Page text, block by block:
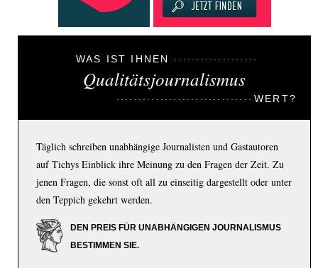
WAS IST IHNEN
Qualitätsjournalismus
WERT?
Täglich schreiben unabhängige Journalisten und Gastautoren
auf Tichys Einblick ihre Meinung zu den Fragen der Zeit. Zu
jenen Fragen, die sonst oft all zu einseitig dargestellt oder unter
den Teppich gekehrt werden.
DEN PREIS FÜR UNABHÄNGIGEN JOURNALISMUS
BESTIMMEN SIE.